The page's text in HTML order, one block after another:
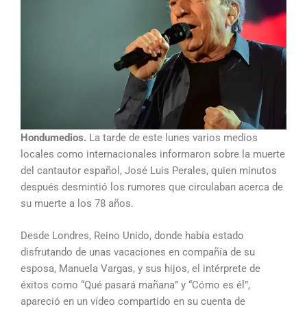
Hondumedios. La tarde de este lunes varios medios
locales como internacionales informaron sobre la muerte
del cantautor español, José Luis Perales, quien minutos
después desmintió los rumores que circulaban acerca de
su muerte a los 78 años.
Desde Londres, Reino Unido, donde había estado
disfrutando de unas vacaciones en compañía de su
esposa, Manuela Vargas, y sus hijos, el intérprete de
éxitos como “Qué pasará mañana” y “Cómo es él”,
apareció en un vídeo compartido en su cuenta de